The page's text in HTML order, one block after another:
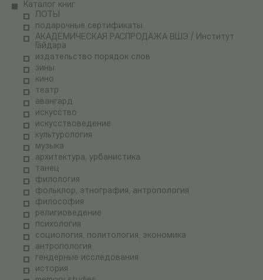
Каталог книг
ЛОТЫ
подарочные сертификаты
АКАДЕМИЧЕСКАЯ РАСПРОДАЖА ВШЭ / Институт
Гайдара
издательство порядок слов
зины
кино
театр
авангард
искусство
искусствоведение
культурология
музыка
архитектура, урбанистика
танец
филология
фольклор, этнография, антропология
философия
религиоведение
психология
социология, политология, экономика
антропология
гендерные исследования
история